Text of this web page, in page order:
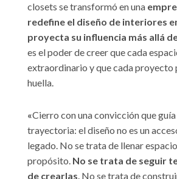
closets se transformó en una
redefine el diseño de interiores
proyecta su influencia más allá
es el poder de creer que cada
extraordinario y que cada proyecto
huella.
«Cierro con una convicción que
trayectoria: el diseño no es un
legado. No se trata de llenar
propósito. No se trata de seguir
de crearlas. No se trata de